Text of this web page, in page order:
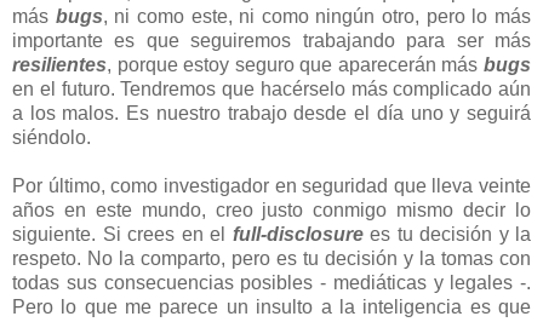
más bugs, ni como este, ni como ningún otro, pero lo más
importante es que seguiremos trabajando para ser más
resilientes, porque estoy seguro que aparecerán más bugs
en el futuro. Tendremos que hacérselo más complicado aún
a los malos. Es nuestro trabajo desde el día uno y seguirá
siéndolo.
Por último, como investigador en seguridad que lleva veinte
años en este mundo, creo justo conmigo mismo decir lo
siguiente. Si crees en el full-disclosurees tu decisión y la
respeto. No la comparto, pero es tu decisión y la tomas con
todas sus consecuencias posibles - mediáticas y legales -.
Pero lo que me parece un insulto a la inteligencia es que